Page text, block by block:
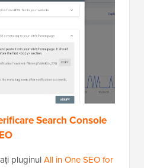
Search Console
pluginulAll in One SEO for